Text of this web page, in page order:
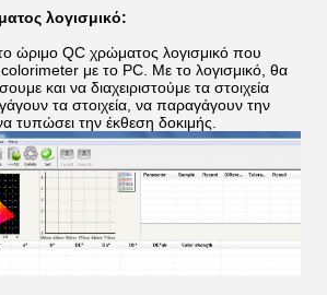
λογισμικό:
ώριμο QC χρώματος λογισμικό που
με το PC. Με το λογισμικό, θα
και να διαχειριστούμε τα στοιχεία
τα στοιχεία, να παραγάγουν την
τυπώσει την έκθεση δοκιμής.